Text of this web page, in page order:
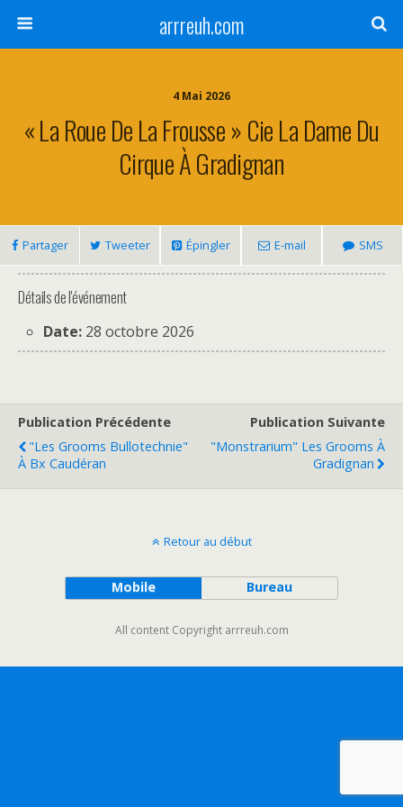
arrreuh.com
4 Mai 2026
« La Roue De La Frousse » Cie La Dame Du
Cirque À Gradignan
Partager Tweeter Épingler E-mail SMS
Détails de l'événement
Date: 28 octobre 2026
Publication Précédente
"Les Grooms Bullotechnie"
À Bx Caudéran
Publication Suivante
"Monstrarium" Les Grooms À
Gradignan
Retour au début
Mobile Bureau
All content Copyright arrreuh.com